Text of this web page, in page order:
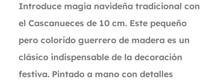
Introduce magia navideña tradicional con
el Cascanueces de 10 cm. Este pequeño
pero colorido guerrero de madera es un
clásico indispensable de la decoración
festiva. Pintado a mano con detalles